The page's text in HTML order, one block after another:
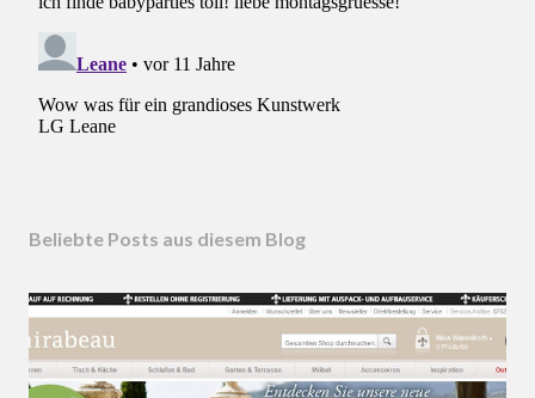
Beliebte Posts aus diesem Blog